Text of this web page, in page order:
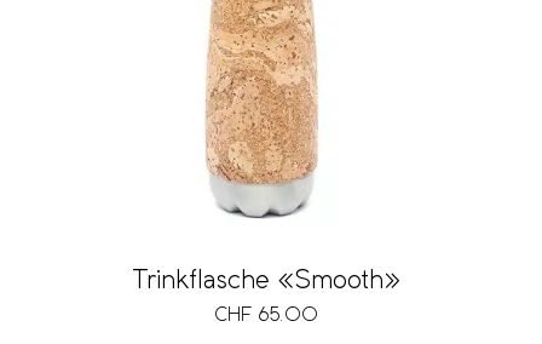
Trinkflasche «Smooth»
CHF 65.00